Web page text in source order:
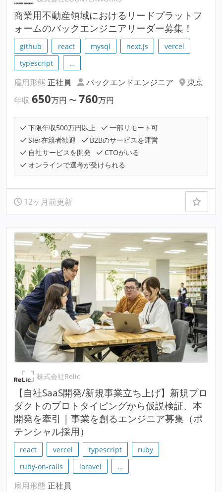
商業用不動産領域におけるリードプラットフ
ォームのバックエンジニアリーダー募集！
github react mysql next.js
vercel
typescript
…
雇用形態 正社員 バックエンドエンジニア
東京
年収 650万円 〜 760万円
下限年収500万円以上
一部リモート可
SIer在籍者歓迎
B2Bのサービスを運営
自社サービスを開発
CTOがいる
オンラインで選考が受けられる
12ヶ月前更新
株式会社Relic
【自社SaaS開発/新規事業立ち上げ】新規プロ
ダクトのプロトタイピングから仮説検証、本
開発を牽引 | 事業を創るエンジニア募集（ポ
テンシャル採用）
react vercel typescript
ruby
ruby-on-rails
laravel …
雇用形態 正社員